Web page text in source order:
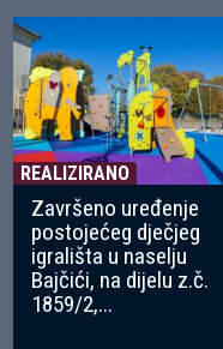
REALIZIRANO
Završeno uređenje
postojećeg dječjeg
igrališta u naselju
Bajčići, na dijelu z.č.
1859/2,...